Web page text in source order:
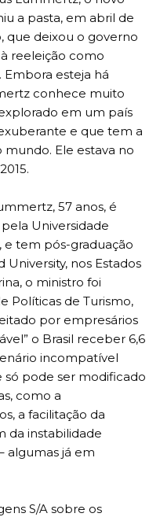
a pasta, em abril de
que deixou o governo
reeleição como
esteja há
conhece muito
em um país
e que tem a
mundo. Ele estava no
57 anos, é
Universidade
e tem pós-graduação
nos Estados
o ministro foi
Políticas de Turismo,
por empresários
o Brasil receber 6,6
incompatível
pode ser modificado
como a
a facilitação da
da instabilidade
algumas já em
S/A sobre os